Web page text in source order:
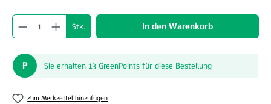
Produkt Anzahl: Gib den gewünschten Wert
Stk. In den Warenkorb
P Sie erhalten 13 GreenPoints für diese Bestellung
Zum Merkzettel hinzufügen